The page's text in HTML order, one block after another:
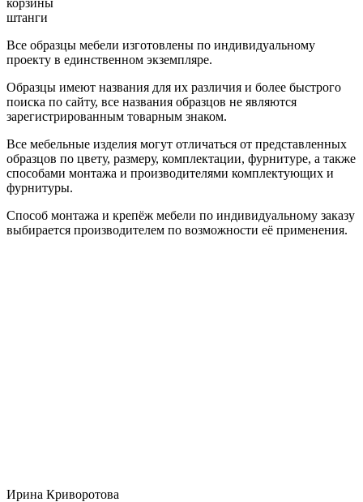
штанги
Все образцы мебели изготовлены по индивидуальному
проекту в единственном экземпляре.
Образцы имеют названия для их различия и более быстрого
поиска по сайту, все названия образцов не являются
зарегистрированным товарным знаком.
Все мебельные изделия могут отличаться от представленных
образцов по цвету, размеру, комплектации, фурнитуре, а также
способами монтажа и производителями комплектующих и
фурнитуры.
Способ монтажа и крепёж мебели по индивидуальному заказу
выбирается производителем по возможности её применения.
Ирина Криворотова